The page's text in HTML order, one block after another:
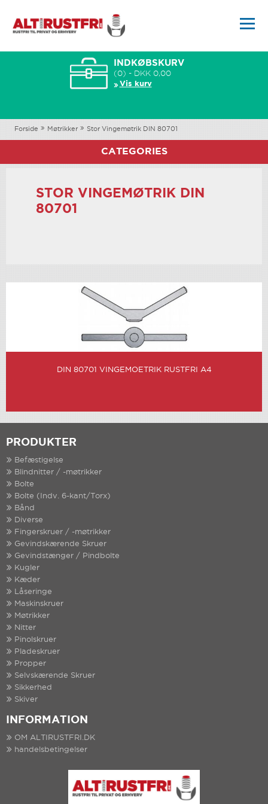
INDKØBSKURV
(0) - DKK 0,00
Vis kurv
Forside Møtrikker Stor Vingemøtrik DIN 80701
CATEGORIES
STOR VINGEMØTRIK DIN
80701
DIN 80701 VINGEMOETRIK RUSTFRI A4
PRODUKTER
Befæstigelse
Blindnitter / -møtrikker
Bolte
Bolte (Indv. 6-kant/Torx)
Bånd
Diverse
Fingerskruer / -møtrikker
Gevindskærende Skruer
Gevindstænger / Pindbolte
Kugler
Kæder
Låseringe
Maskinskruer
Møtrikker
Nitter
Pinolskruer
Pladeskruer
Propper
Selvskærende Skruer
Sikkerhed
Skiver
INFORMATION
OM ALTIRUSTFRI.DK
handelsbetingelser